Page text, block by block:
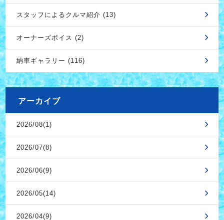
スタッフによるクルマ紹介 (13)
オーナーズボイス (2)
納車ギャラリー (116)
アーカイブ
2026/08(1)
2026/07(8)
2026/06(9)
2026/05(14)
2026/04(9)